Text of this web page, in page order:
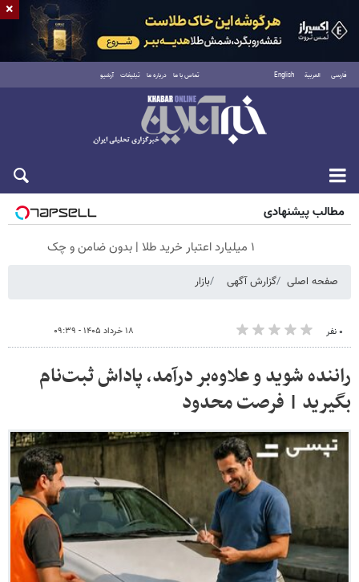
فارسی العربية English تماس با ما درباره ما تبلیغات آرشیو
جمعه ۱۶ مرداد ۱۴۰۵
مطالب پیشنهادی
۱ میلیارد اعتبار خرید طلا | بدون ضامن و چک
صفحه اصلی گزارش آگهی بازار
۰ نفر ۱۸ خرداد ۱۴۰۵ - ۰۹:۳۹
راننده شوید و علاوه‌بر درآمد، پاداش ثبت‌نام
بگیرید | فرصت محدود
×